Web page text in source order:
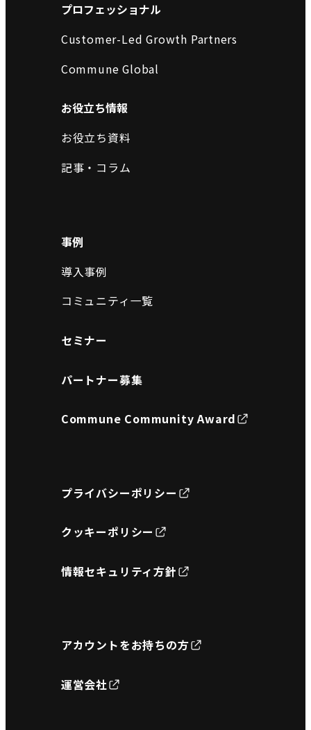
プロフェッショナル
Customer-Led Growth Partners
Commune Global
お役立ち情報
お役立ち資料
記事・コラム
事例
導入事例
コミュニティ一覧
セミナー
パートナー募集
Commune Community Award
プライバシーポリシー
クッキーポリシー
情報セキュリティ方針
アカウントをお持ちの方
運営会社